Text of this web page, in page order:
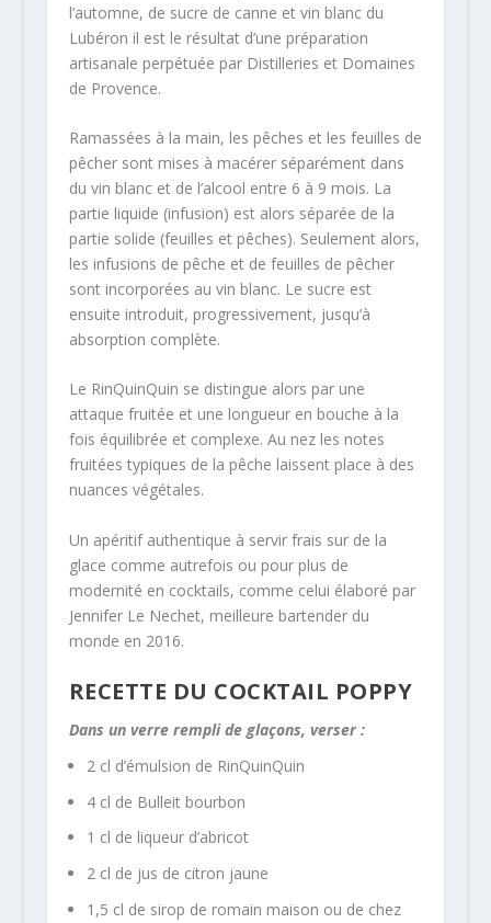
l’automne, de sucre de canne et vin blanc du
Lubéron il est le résultat d’une préparation
artisanale perpétuée par Distilleries et Domaines
de Provence.
Ramassées à la main, les pêches et les feuilles de
pêcher sont mises à macérer séparément dans
du vin blanc et de l’alcool entre 6 à 9 mois. La
partie liquide (infusion) est alors séparée de la
partie solide (feuilles et pêches). Seulement alors,
les infusions de pêche et de feuilles de pêcher
sont incorporées au vin blanc. Le sucre est
ensuite introduit, progressivement, jusqu’à
absorption complète.
Le RinQuinQuin se distingue alors par une
attaque fruitée et une longueur en bouche à la
fois équilibrée et complexe. Au nez les notes
fruitées typiques de la pêche laissent place à des
nuances végétales.
Un apéritif authentique à servir frais sur de la
glace comme autrefois ou pour plus de
modernité en cocktails, comme celui élaboré par
Jennifer Le Nechet, meilleure bartender du
monde en 2016.
RECETTE DU COCKTAIL POPPY
Dans un verre rempli de glaçons, verser :
2 cl d’émulsion de RinQuinQuin
4 cl de Bulleit bourbon
1 cl de liqueur d’abricot
2 cl de jus de citron jaune
1,5 cl de sirop de romain maison ou de chez